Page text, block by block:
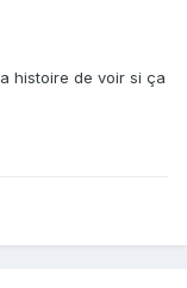
histoire de voir si ça